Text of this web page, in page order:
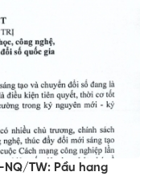
NQ/TW: Pầu hang